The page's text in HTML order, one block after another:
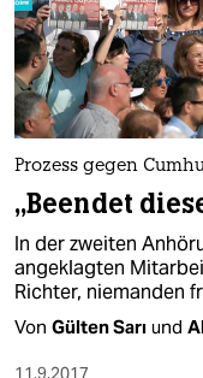
Prozess gegen
„Beendet
In der zweiten
angeklagten
Richter, niemanden
Von Gülten Sarı und